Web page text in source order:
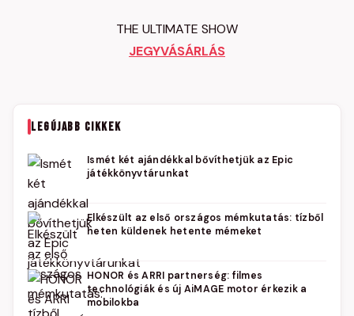
THE ULTIMATE SHOW
JEGYVÁSÁRLÁS
LEGÚJABB CIKKEK
Ismét két ajándékkal bővíthetjük az Epic
játékkönyvtárunkat
Elkészült az első országos mémkutatás: tízből
heten küldenek hetente mémeket
HONOR és ARRI partnerség: filmes
technológiák és új AiMAGE motor érkezik a
mobilokba